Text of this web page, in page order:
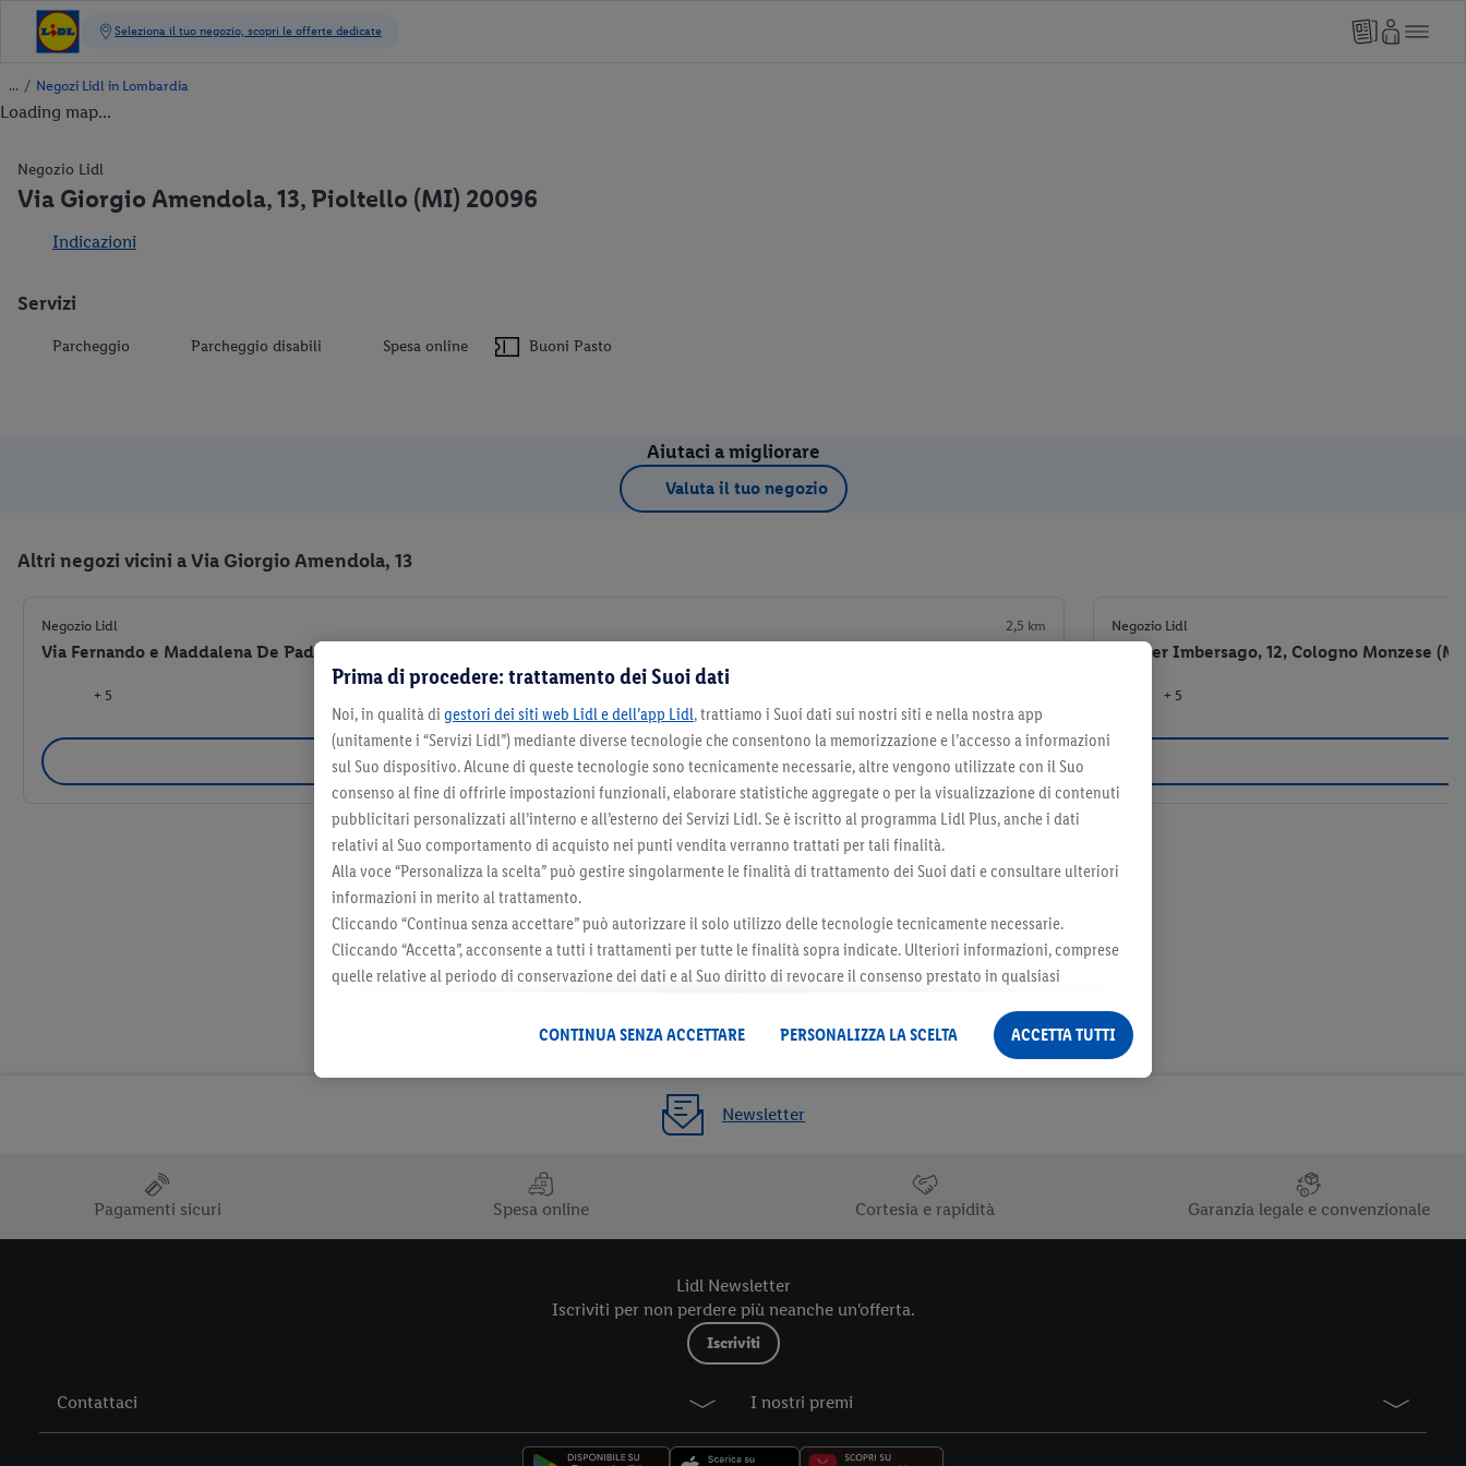
/ Negozi Lidl in Lombardia
Loading map...
Negozio Lidl
Via Giorgio Amendola, 13, Pioltello (MI) 20096
Indicazioni
Servizi
Parcheggio Parcheggio disabili Spesa online Buoni Pasto
Aiutaci a migliorare
Valuta il tuo negozio
Altri negozi vicini a Via Giorgio Amendola, 13
Negozio Lidl 2,5 km
Via Fernando e Maddalena De Padova, 12, Vimodrone (MI) 20090
+ 5
Seleziona come negozio preferito
Negozio Lidl
Via per Imbersago, 12, Cologno Monzese
+ 5
Newsletter
Pagamenti sicuri Spesa online Cortesia e rapidità Garanzia legale e convenzionale
Lidl Newsletter
Iscriviti per non perdere più neanche un'offerta.
Iscriviti
Contattaci I nostri premi
Prima di procedere: trattamento dei Suoi dati
Noi, in qualità di gestori dei siti web Lidl e dell’app Lidl, trattiamo i Suoi dati sui nostri siti e nella nostra app
(unitamente i “Servizi Lidl”) mediante diverse tecnologie che consentono la memorizzazione e l’accesso a informazioni
sul Suo dispositivo. Alcune di queste tecnologie sono tecnicamente necessarie, altre vengono utilizzate con il Suo
consenso al fine di offrirle impostazioni funzionali, elaborare statistiche aggregate o per la visualizzazione di contenuti
pubblicitari personalizzati all’interno e all’esterno dei Servizi Lidl. Se è iscritto al programma Lidl Plus, anche i dati
relativi al Suo comportamento di acquisto nei punti vendita verranno trattati per tali finalità.
Alla voce “Personalizza la scelta” può gestire singolarmente le finalità di trattamento dei Suoi dati e consultare ulteriori
informazioni in merito al trattamento.
Cliccando “Continua senza accettare” può autorizzare il solo utilizzo delle tecnologie tecnicamente necessarie.
Cliccando “Accetta”, acconsente a tutti i trattamenti per tutte le finalità sopra indicate. Ulteriori informazioni, comprese
quelle relative al periodo di conservazione dei dati e al Suo diritto di revocare il consenso prestato in qualsiasi
CONTINUA SENZA ACCETTARE PERSONALIZZA LA SCELTA ACCETTA TUTTI